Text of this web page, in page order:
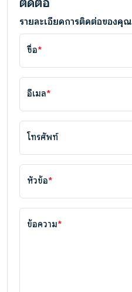
รายละเอียดการติดต่อของคุณ
ชื่อ*
อีเมล*
โทรศัพท์
หัวข้อ*
ข้อความ*